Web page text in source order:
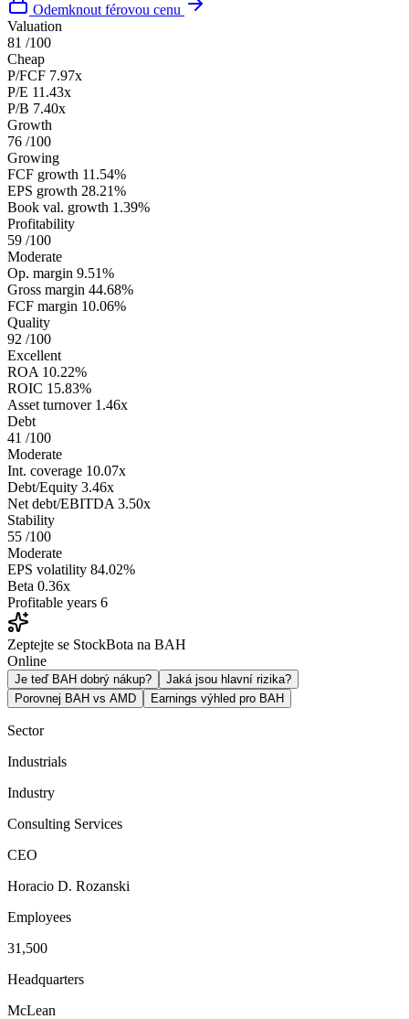
Odemknout férovou cenu
Valuation
81 /100
Cheap
P/FCF 7.97x
P/E 11.43x
P/B 7.40x
Growth
76 /100
Growing
FCF growth 11.54%
EPS growth 28.21%
Book val. growth 1.39%
Profitability
59 /100
Moderate
Op. margin 9.51%
Gross margin 44.68%
FCF margin 10.06%
Quality
92 /100
Excellent
ROA 10.22%
ROIC 15.83%
Asset turnover 1.46x
Debt
41 /100
Moderate
Int. coverage 10.07x
Debt/Equity 3.46x
Net debt/EBITDA 3.50x
Stability
55 /100
Moderate
EPS volatility 84.02%
Beta 0.36x
Profitable years 6
Zeptejte se StockBota na BAH
Online
Je teď BAH dobrý nákup?
Jaká jsou hlavní rizika?
Porovnej BAH vs AMD
Earnings výhled pro BAH
Sector
Industrials
Industry
Consulting Services
CEO
Horacio D. Rozanski
Employees
31,500
Headquarters
McLean